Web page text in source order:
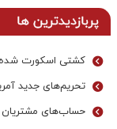
پربازدیدترین ها
کشتی اسکورت شده
تحریم‌های جدید
حساب‌های